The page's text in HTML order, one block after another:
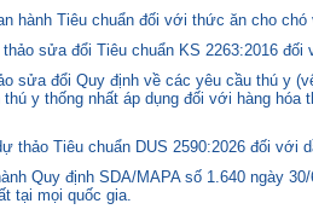
hành Tiêu chuẩn đối với thức ăn cho chó
sửa đổi Tiêu chuẩn KS 2263:2016
sửa đổi Quy định về các yêu cầu thú y
y thống nhất áp dụng đối với hàng
thảo Tiêu chuẩn DUS 2590:2026 đối với
Quy định SDA/MAPA số 1.640 ngày
tại mọi quốc gia.